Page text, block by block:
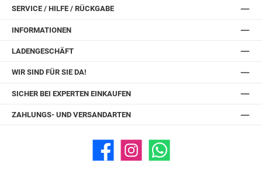
SERVICE / HILFE / RÜCKGABE
INFORMATIONEN
LADENGESCHÄFT
WIR SIND FÜR SIE DA!
SICHER BEI EXPERTEN EINKAUFEN
ZAHLUNGS- UND VERSANDARTEN
Facebook Instagram WhatsApp